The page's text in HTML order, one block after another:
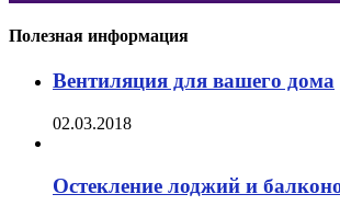
Полезная информация
Вентиляция для вашего дома
02.03.2018
Остекление лоджий и